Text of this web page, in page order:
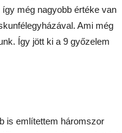
még nagyobb értéke van
Ami még
Így jött ki a 9 győzelem
is említettem háromszor